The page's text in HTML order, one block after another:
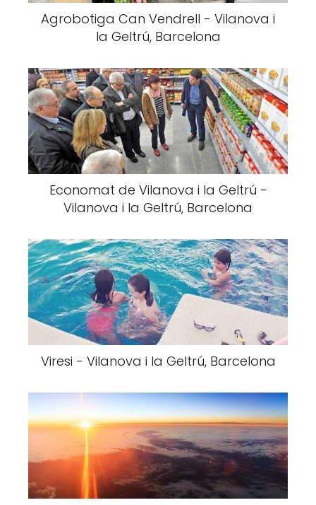
Agrobotiga Can Vendrell - Vilanova i
la Geltrú, Barcelona
Economat de Vilanova i la Geltrú -
Vilanova i la Geltrú, Barcelona
Viresi - Vilanova i la Geltrú, Barcelona